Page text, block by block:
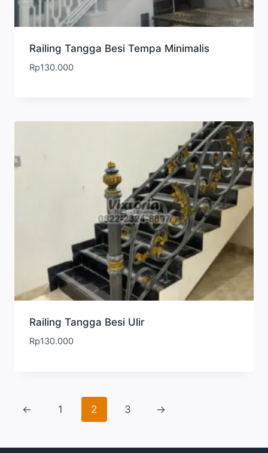
Railing Tangga Besi Tempa Minimalis
Rp130.000
Railing Tangga Besi Ulir
Rp130.000
← 1 2 3 →